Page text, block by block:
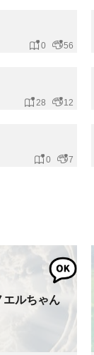
0 56
28 12
0 7
エルちゃん